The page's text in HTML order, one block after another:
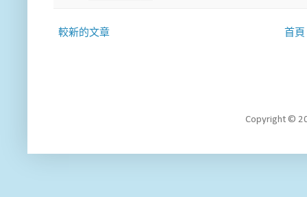
較新的文章 首頁
Copyright ©